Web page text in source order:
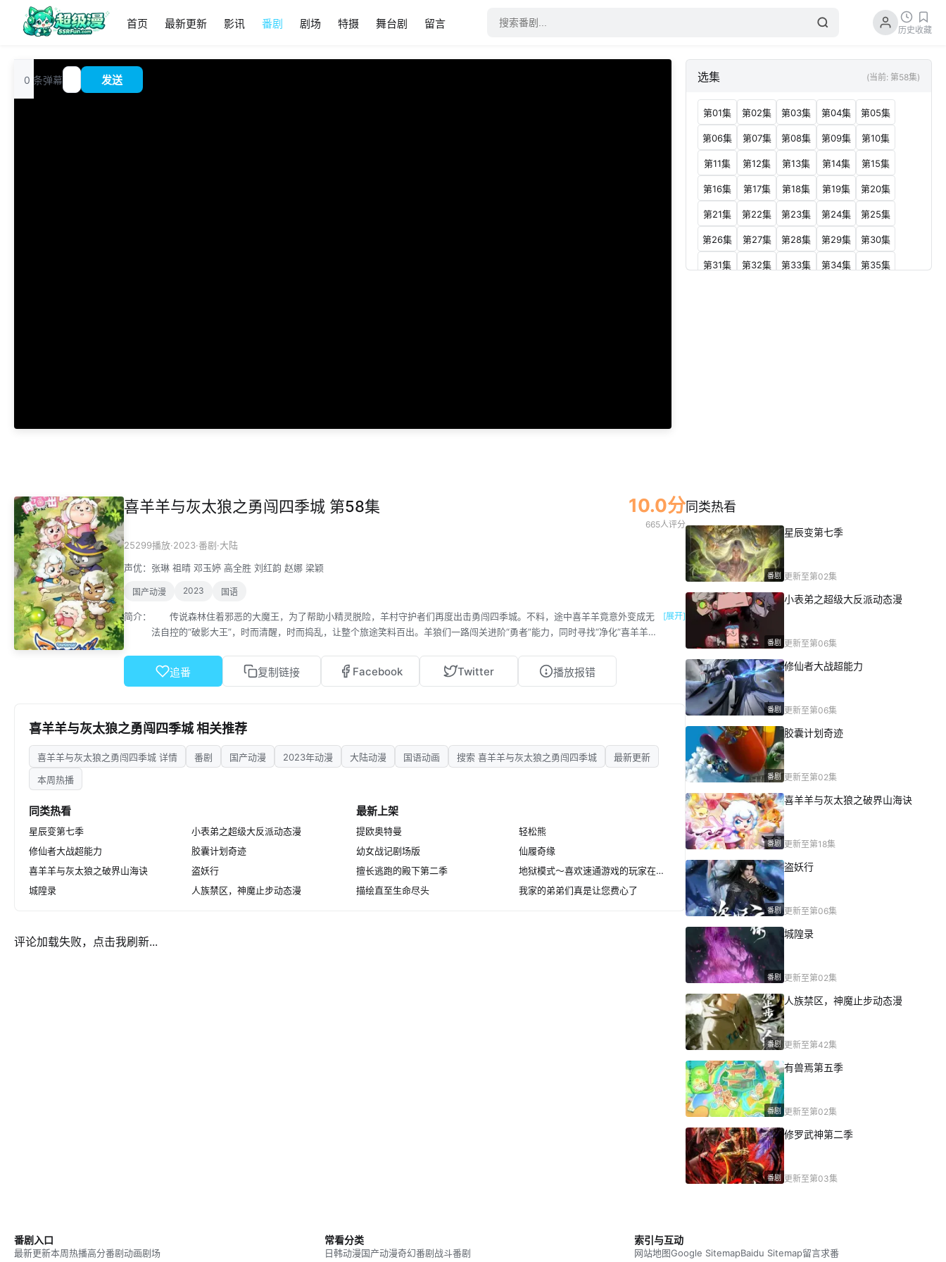
首页 最新更新 影讯 番剧 剧场 特摄 舞台剧 留言 历史收藏
追
番
?
0 条弹幕 发送 选集 (当前: 第58集)
第01集 第02集 第03集 第04集 第05集
第06集 第07集 第08集 第09集 第10集
第11集 第12集 第13集 第14集 第15集
第16集 第17集 第18集 第19集 第20集
第21集 第22集 第23集 第24集 第25集
第26集 第27集 第28集 第29集 第30集
第31集 第32集 第33集 第34集 第35集
喜羊羊与灰太狼之勇闯四季城 第58集 10.0分
665人评分
25299播放·2023·番剧·大陆
声优： 张琳 祖晴 邓玉婷 高全胜 刘红韵 赵娜 梁颖
国产动漫 2023 国语
简介：
传说森林住着邪恶的大魔王，为了帮助小精灵脱险，羊村守护者们再度出击勇闯四季城。不料，途中喜羊羊竟意外变成无
法自控的“破影大王”，时而清醒，时而捣乱，让整个旅途笑料百出。羊狼们一路闯关进阶“勇者”能力，同时寻找“净化”喜羊羊的
[展开]
追番 复制链接 Facebook Twitter 播放报错
喜羊羊与灰太狼之勇闯四季城 相关推荐
喜羊羊与灰太狼之勇闯四季城 详情 番剧 国产动漫 2023年动漫 大陆动漫 国语动画 搜索 喜羊羊与灰太狼之勇闯四季城
最新更新
本周热播
同类热看
星辰变第七季
小表弟之超级大反派动态漫
修仙者大战超能力
胶囊计划奇迹
喜羊羊与灰太狼之破界山海诀
盗妖行
城隍录
人族禁区，神魔止步动态漫
最新上架
提欧奥特曼
轻松熊
幼女战记剧场版
仙履奇缘
擅长逃跑的殿下第二季
地狱模式～喜欢速通游戏的玩家在废设定异世界无双～第二季
描绘直至生命尽头
我家的弟弟们真是让您费心了
评论加载失败，点击我刷新...
同类热看
番剧
星辰变第七季
更新至第02集
番剧
小表弟之超级大反派动态漫
更新至第06集
番剧
修仙者大战超能力
更新至第06集
番剧
胶囊计划奇迹
更新至第02集
番剧
喜羊羊与灰太狼之破界山海诀
更新至第18集
番剧
盗妖行
更新至第06集
番剧
城隍录
更新至第02集
番剧
人族禁区，神魔止步动态漫
更新至第42集
番剧
有兽焉第五季
更新至第02集
番剧
修罗武神第二季
更新至第03集
番剧入口
最新更新本周热播高分番剧动画剧场
常看分类
日韩动漫国产动漫奇幻番剧战斗番剧
索引与互动
网站地图Google SitemapBaidu Sitemap留言求番